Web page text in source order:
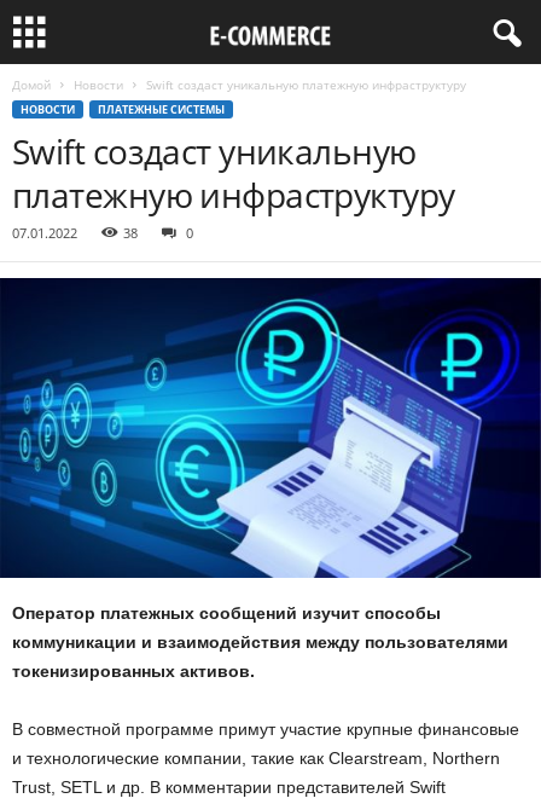
Домой Новости Swift создаст уникальную платежную инфраструктуру
НОВОСТИ ПЛАТЕЖНЫЕ СИСТЕМЫ
Swift создаст уникальную
платежную инфраструктуру
07.01.2022 38 0
Оператор платежных сообщений изучит способы
коммуникации и взаимодействия между пользователями
токенизированных активов.
В совместной программе примут участие крупные финансовые
и технологические компании, такие как Clearstream, Northern
Trust, SETL и др. В комментарии представителей Swift